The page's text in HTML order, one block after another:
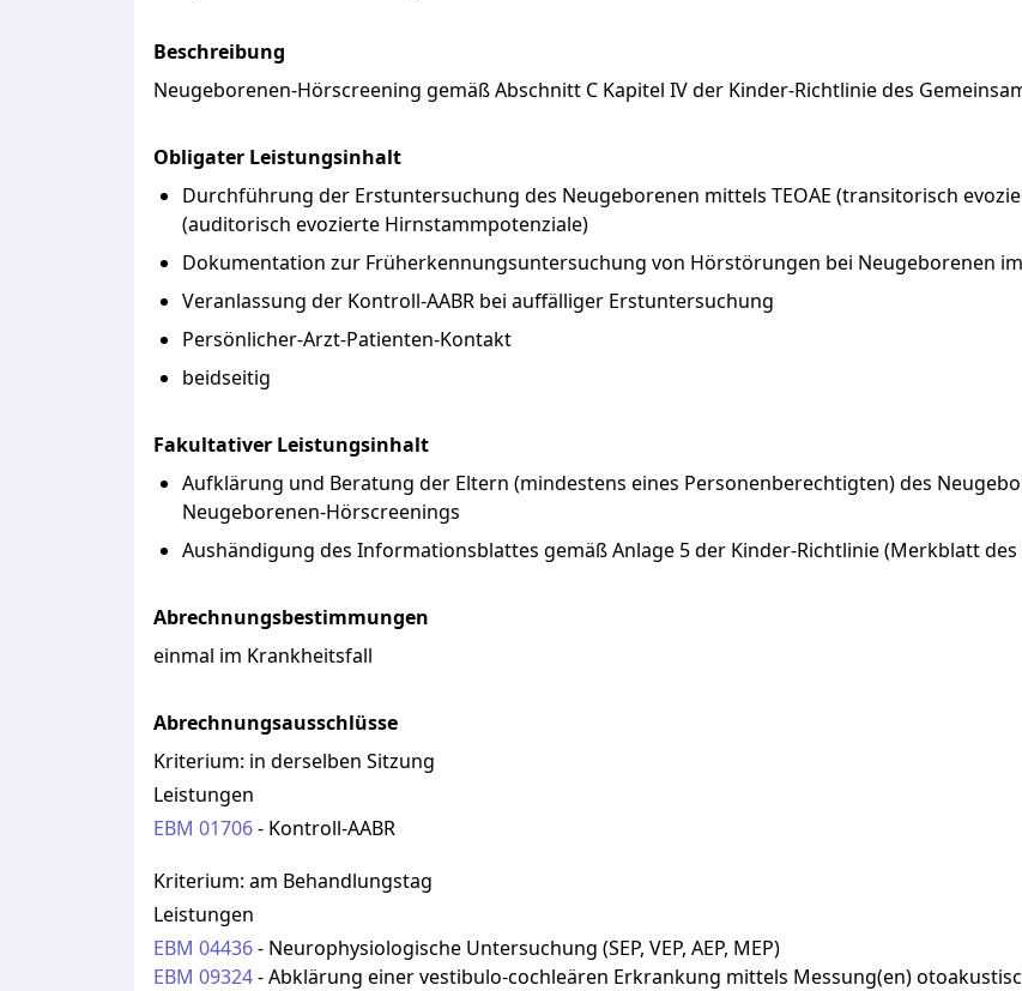
Beschreibung
Neugeborenen-Hörscreening gemäßAbschnitt C Kapitel IVder Kinder-Richtliniedes
Obligater Leistungsinhalt
Durchführung der Erstuntersuchung des Neugeborenen mittels TEOAE (transitorisch
(auditorisch evozierte Hirnstammpotenziale)
Dokumentation zur Früherkennungsuntersuchung von Hörstörungen bei Neugeborenen
Veranlassung der Kontroll-AABR bei auffälliger Erstuntersuchung
Persönlicher-Arzt-Patienten-Kontakt
beidseitig
Fakultativer Leistungsinhalt
Aufklärung und Beratung der Eltern (mindestens eines Personenberechtigten) des
Neugeborenen-Hörscreenings
Aushändigung des Informationsblattes gemäß Anlage 5 der Kinder-Richtlinie (Merkblatt
Abrechnungsbestimmungen
einmal im Krankheitsfall
Abrechnungsausschlüsse
Kriterium: in derselben Sitzung
Leistungen
EBM 01706- Kontroll-AABR
Kriterium: am Behandlungstag
Leistungen
EBM 04436- Neurophysiologische Untersuchung (SEP, VEP, AEP, MEP)
EBM 09324-Abklärung einer vestibulo-cochleären Erkrankung mittels Messung(en)